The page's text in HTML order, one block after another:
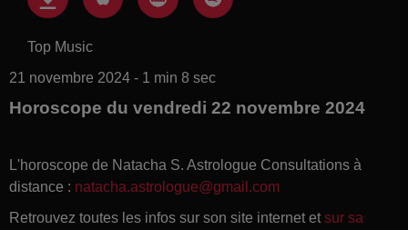
Top Music
21 novembre 2024 - 1 min 8 sec
Horoscope du vendredi 22 novembre 2024
L'horoscope de Natacha S. Astrologue Consultations à
distance : natacha.astrologue@gmail.com
Retrouvez toutes les infos sur son site internet et sur sa